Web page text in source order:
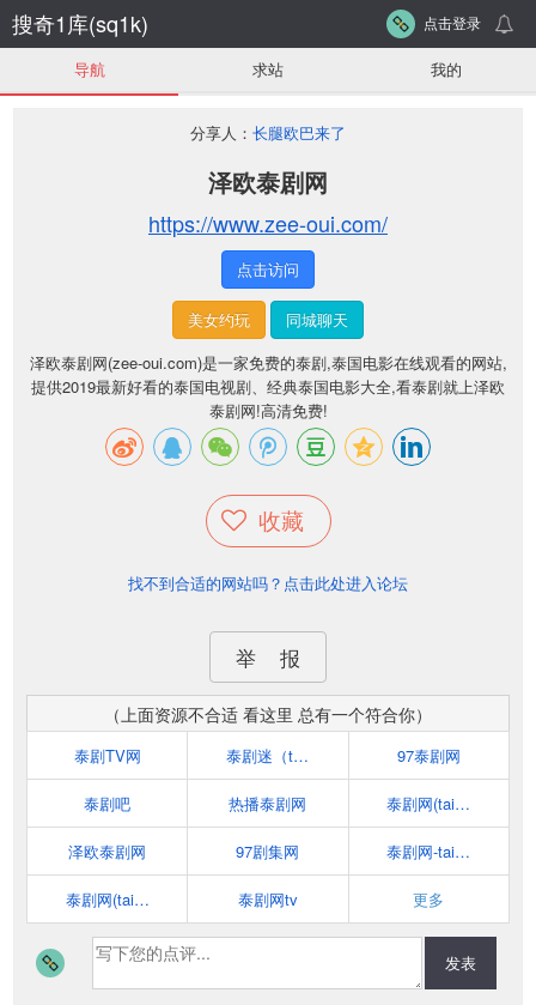
搜奇1库(sq1k) 点击登录
导航 求站 我的
分享人： 长腿欧巴来了
泽欧泰剧网
https://www.zee-oui.com/
点击访问
美女约玩
同城聊天
泽欧泰剧网(zee-oui.com)是一家免费的泰剧,泰国电影在线观看的网站,
提供2019最新好看的泰国电视剧、经典泰国电影大全,看泰剧就上泽欧
泰剧网!高清免费!
收藏
找不到合适的网站吗？点击此处进入论坛
举 报
（上面资源不合适 看这里 总有一个符合你）
泰剧TV网 泰剧迷（taijumi.cc） 97泰剧网
泰剧吧 热播泰剧网 泰剧网(taijuwang.com)
泽欧泰剧网 97剧集网 泰剧网-taijuzj.com
泰剧网(taijuu.com) 泰剧网tv 更多
发表